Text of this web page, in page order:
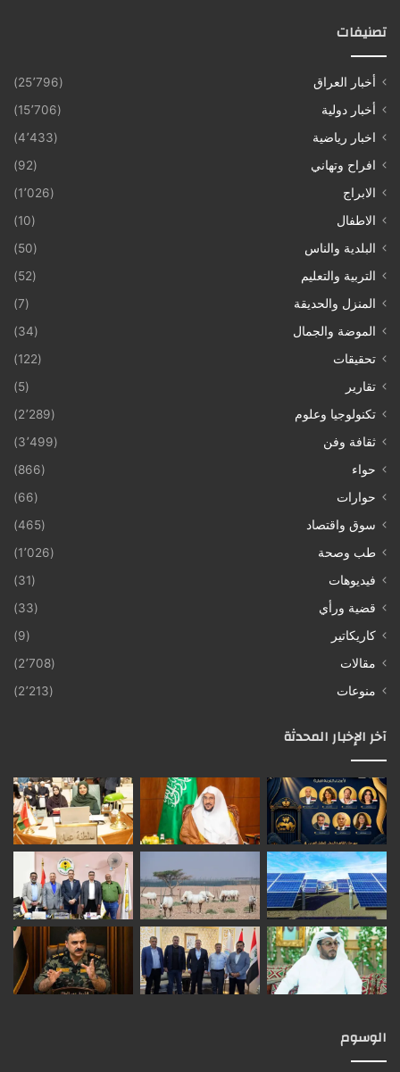
تصنيفات
أخبار العراق
(25٬796)
أخبار دولية
(15٬706)
اخبار رياضية
(4٬433)
افراح وتهاني
(92)
الابراج
(1٬026)
الاطفال
(10)
البلدية والناس
(50)
التربية والتعليم
(52)
المنزل والحديقة
(7)
الموضة والجمال
(34)
تحقيقات
(122)
تقارير
(5)
تكنولوجيا وعلوم
(2٬289)
ثقافة وفن
(3٬499)
حواء
(866)
حوارات
(66)
سوق واقتصاد
(465)
طب وصحة
(1٬026)
فيديوهات
(31)
قضية ورأي
(33)
كاريكاتير
(9)
مقالات
(2٬708)
منوعات
(2٬213)
آخر الإخبار المحدثة
الوسوم